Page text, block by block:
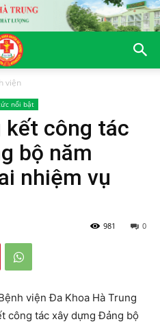
viện
nổi bật
kết công tác
bộ năm
nhiệm vụ
0
981
viện Đa Khoa Hà Trung
công tác xây dựng Đảng bộ